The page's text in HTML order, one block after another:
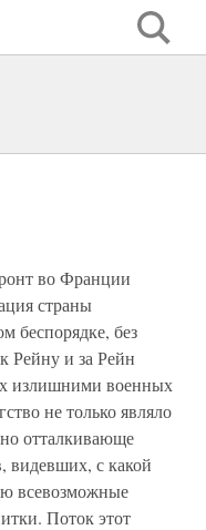
во Франции
страны
беспорядке, без
Рейну и за Рейн
излишними военных
не только являло
отталкивающе
видевших, с какой
всевозможные
Поток этот